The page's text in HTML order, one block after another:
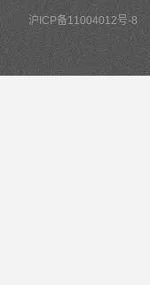
沪ICP备11004012号-8